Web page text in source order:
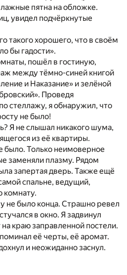
пятна на обложке.
увидел подчёркнутые
такого хорошего, что в своём
бы гадости».
пошёл в гостиную,
между тёмно-синей книгой
и Наказание» и зелёной
Проведя
стеллажу, я обнаружил, что
не было!
Я не слышал никакого шума,
из её квартиры.
было. Только неимоверное
заменяли плазму. Рядом
запертая дверь. Также ещё
спальне, ведущий,
комнату.
не было конца. Страшно ревел
в окно. Я задвинул
краю заправленной постели.
её черты, её аромат.
и неожиданно заснул.